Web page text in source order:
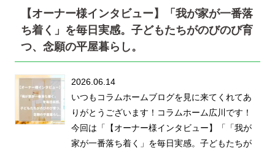
【オーナー様インタビュー】「我が家が一番落
ち着く」を毎日実感。子どもたちがのびのび育
つ、念願の平屋暮らし。
2026.06.14
いつもコラムホームブログを見に来てくれてあ
りがとうございます！コラムホーム広川です！
今回は「【オーナー様インタビュー】「「我が
家が一番落ち着く」を毎日実感。子どもたちが